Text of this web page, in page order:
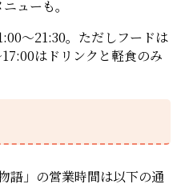
ューも。
～21:30。ただしフードは
はドリンクと軽食のみ
語」の営業時間は以下の通